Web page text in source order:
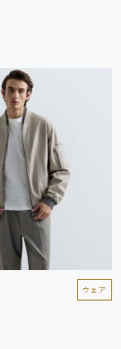
ウェア